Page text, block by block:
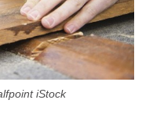
iStock